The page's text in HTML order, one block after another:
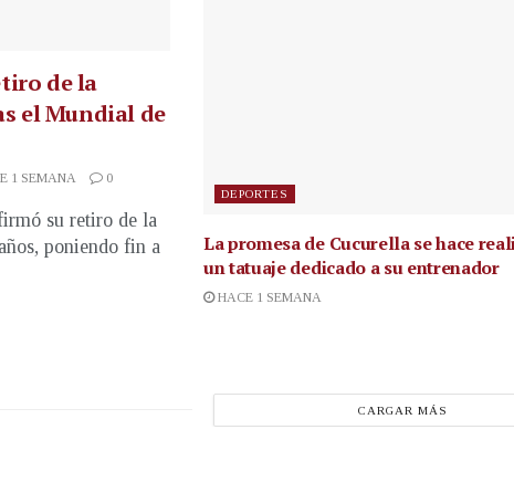
de la
el Mundial de
1 SEMANA 0
su retiro de la
poniendo fin a
DEPORTES
La promesa de Cucurella se hace
un tatuaje dedicado a su entrenador
HACE 1 SEMANA
CARGAR MÁS